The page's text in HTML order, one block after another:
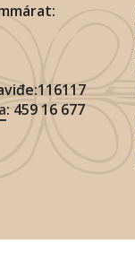
: 459 16 677